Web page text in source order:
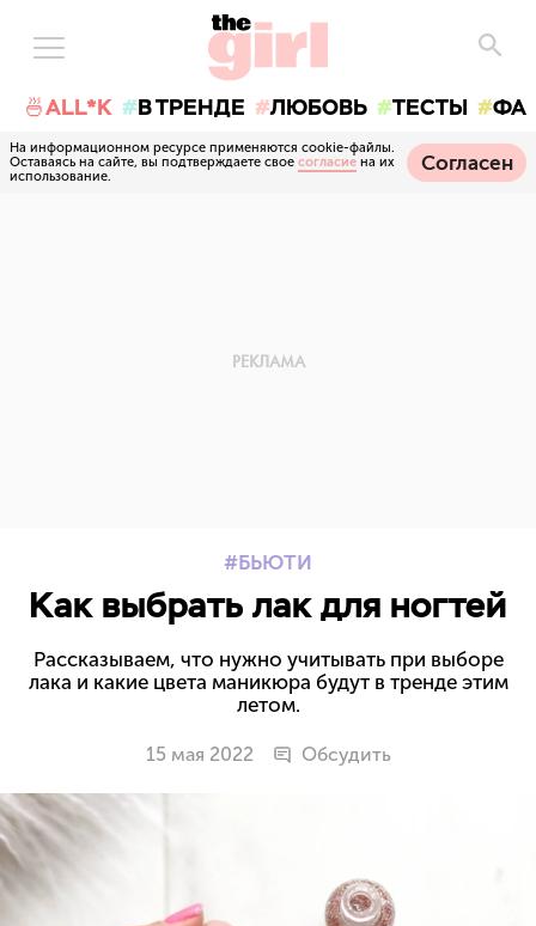
🍜ALL*K В ТРЕНДЕ ЛЮБОВЬ ТЕСТЫ
На информационном ресурсе применяются cookie-файлы.
Оставаясь на сайте, вы подтверждаете свое согласие на их
использование.
Согласен
БЬЮТИ
Как выбрать лак для ногтей
Рассказываем, что нужно учитывать при выборе
лака и какие цвета маникюра будут в тренде этим
летом.
15 мая 2022 Обсудить